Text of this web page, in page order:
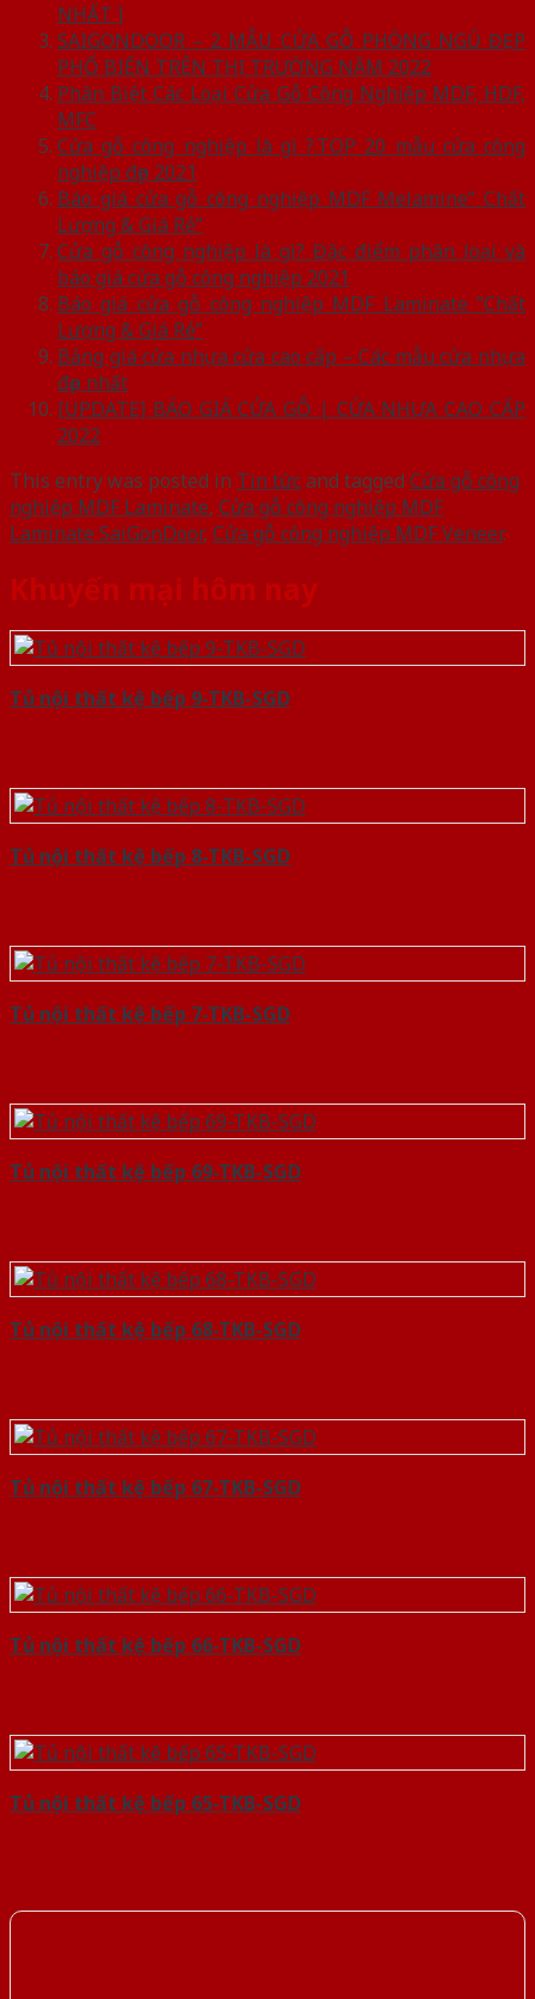
NHẤT ]
SAIGONDOOR – 2 MẪU CỬA GỖ PHÒNG NGỦ ĐẸP
PHỔ BIẾN TRÊN THỊ TRƯỜNG NĂM 2022
Phân Biệt Các Loại Cửa Gỗ Công Nghiệp MDF, HDF,
MFC
Cửa gỗ công nghiệp là gì ?.TOP 20 mẫu cửa công
nghiệp đẹp 2021
Báo giá cửa gỗ công nghiệp MDF Melamine” Chất
Lượng & Giá Rẻ”
Cửa gỗ công nghiệp là gì? Đặc điểm phân loại và
báo giá cửa gỗ công nghiệp 2021
Báo giá cửa gỗ công nghiệp MDF Laminate ”Chất
Lượng & Giá Rẻ”
Bảng giá cửa nhựa cửa cao cấp – Các mẫu cửa nhựa
đẹp nhất
[UPDATE] BÁO GIÁ CỬA GỖ | CỬA NHỰA CAO CẤP
2022
This entry was posted in Tin tứcand tagged Cửa gỗ công
nghiệp MDF Laminate, Cửa gỗ công nghiệp MDF
Laminate SaiGonDoor, Cửa gỗ công nghiệp MDF Veneer.
Khuyến mại hôm nay
Tủ nội thất kệ bếp 9-TKB-SGD
Tủ nội thất kệ bếp 8-TKB-SGD
Tủ nội thất kệ bếp 7-TKB-SGD
Tủ nội thất kệ bếp 69-TKB-SGD
Tủ nội thất kệ bếp 68-TKB-SGD
Tủ nội thất kệ bếp 67-TKB-SGD
Tủ nội thất kệ bếp 66-TKB-SGD
Tủ nội thất kệ bếp 65-TKB-SGD